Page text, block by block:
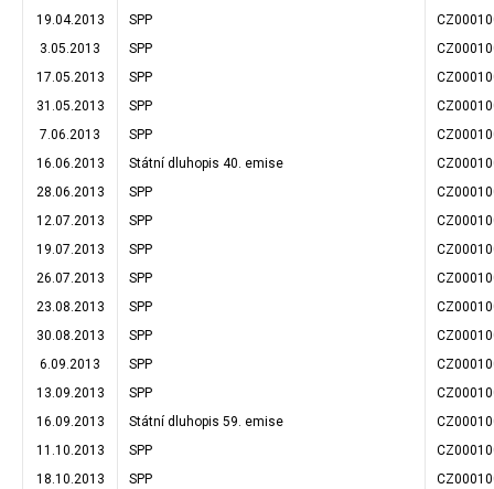
19.04.2013
SPP
3.05.2013
SPP
17.05.2013
SPP
31.05.2013
SPP
7.06.2013
SPP
16.06.2013
Státní dluhopis 40. emise
28.06.2013
SPP
12.07.2013
SPP
19.07.2013
SPP
26.07.2013
SPP
23.08.2013
SPP
30.08.2013
SPP
6.09.2013
SPP
13.09.2013
SPP
16.09.2013
Státní dluhopis 59. emise
11.10.2013
SPP
18.10.2013
SPP